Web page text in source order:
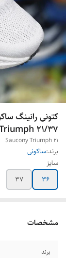
37/Saucony Triumph 21/ سفید سبز
Saucony Triumph 21
برند:ساکونی
سایز
36
37
مشخصات
برند